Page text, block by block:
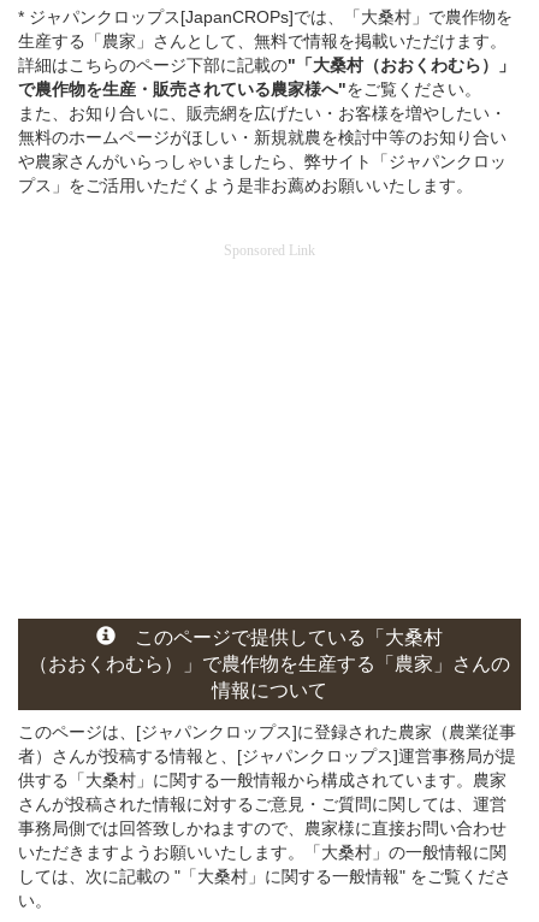
* ジャパンクロップス[JapanCROPs]では、「大桑村」で農作物を
生産する「農家」さんとして、無料で情報を掲載いただけます。
詳細はこちらのページ下部に記載の"「大桑村（おおくわむら）」
で農作物を生産・販売されている農家様へ"をご覧ください。
また、お知り合いに、販売網を広げたい・お客様を増やしたい・
無料のホームページがほしい・新規就農を検討中等のお知り合い
や農家さんがいらっしゃいましたら、弊サイト「ジャパンクロッ
プス」をご活用いただくよう是非お薦めお願いいたします。
Sponsored Link
このページで提供している
「大桑村
（おおくわむら）」 で農作物を生産する 「農家」さんの
情報について
このページは、[ジャパンクロップス]に登録された農家（農業従事
者）さんが投稿する情報と、[ジャパンクロップス]運営事務局が提
供する「大桑村」に関する一般情報から構成されています。農家
さんが投稿された情報に対するご意見・ご質問に関しては、運営
事務局側では回答致しかねますので、農家様に直接お問い合わせ
いただきますようお願いいたします。「大桑村」の一般情報に関
しては、次に記載の "「大桑村」に関する一般情報" をご覧くださ
い。